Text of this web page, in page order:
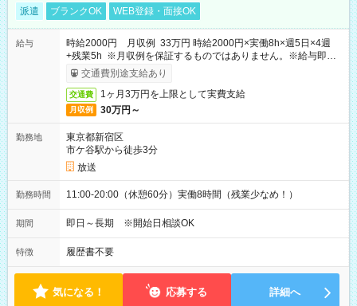
派遣 ブランクOK WEB登録・面接OK
給与
時給2000円 月収例 33万円 時給2000円×実働8h×週5日×4週
+残業5h ※月収例を保証するものではありません。※給与即受
取りサービス利用可（利用条件有）
交通費別途支給あり
交通費 1ヶ月3万円を上限として実費支給
月収例 30万円～
勤務地
東京都新宿区
市ケ谷駅から徒歩3分
放送
勤務時間 11:00-20:00（休憩60分）実働8時間（残業少なめ！）
期間 即日～長期 ※開始日相談OK
特徴 履歴書不要
気になる！ 応募する 詳細へ